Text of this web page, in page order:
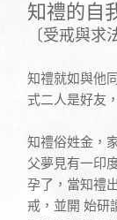
知禮的自
〔受戒與求
知禮就如與他
式二人是好友
知禮俗姓金，
父夢見有一印
孕了，當知禮
戒，並開 始研